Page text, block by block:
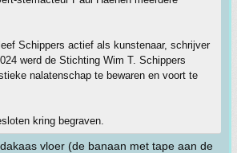
Schippers actief als kunstenaar, schrijver
werd de Stichting Wim T. Schippers
nalatenschap te bewaren en voort te
kring begraven.
vloer (de banaan met tape aan de